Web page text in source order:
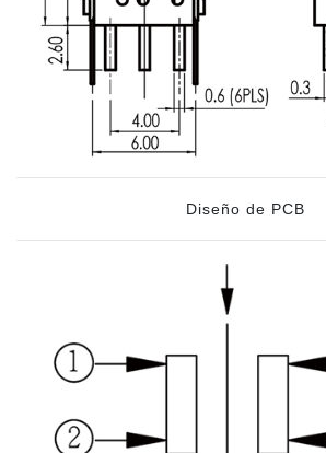
Diseño de PCB